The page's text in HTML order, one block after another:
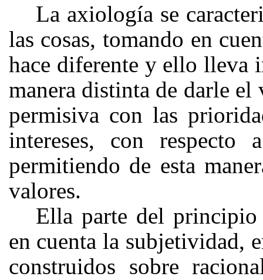
La axiología se
las cosas, tomando en
hace diferente y ello lleva
manera distinta de darle el
permisiva con las
intereses, con respecto
permitiendo de esta
valores.
Ella parte del principio
en cuenta la subjetividad,
construidos sobre